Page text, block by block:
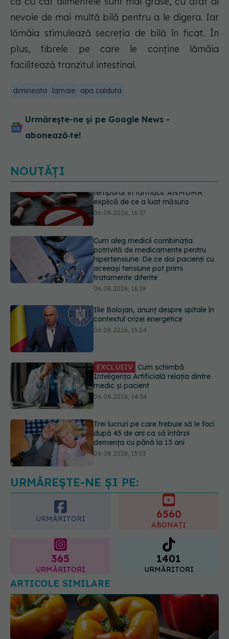
nevoie de mai multă bilă pentru a le digera. Iar
lămâia stimulează secreția de bilă în ficat. În
plus, fibrele pe care le conține lămâia
facilitează tranzitul intestinal.
dimineata lamaie apa calduta
Urmărește-ne și pe Google News -
abonează‑te!
NOUTĂȚI
Cum aleg medicii combinația
potrivită de medicamente pentru
tratamente diferite
06.08.2026, 16:19
Ilie Bolojan, anunț despre spitale în
contextul crizei energetice
EXCLUSIV Cum schimbă
06.08.2026, 14:34
Trei lucruri pe care trebuie să le faci
după 45 de ani ca să întârzii
06.08.2026, 13:03
Colebil și Panzcebil, blocate
temporar în farmacii. ANMDMR
06.08.2026, 16:37
URMĂREȘTE-NE ȘI PE:
URMĂRITORI 6560
ABONAȚI
365
URMĂRITORI
1401
URMĂRITORI
ARTICOLE SIMILARE